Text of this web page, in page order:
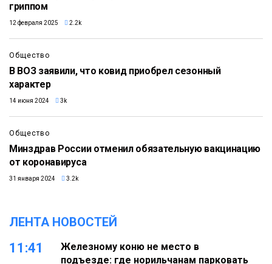
гриппом
12 февраля 2025 2.2k
Общество
В ВОЗ заявили, что ковид приобрел сезонный
характер
14 июня 2024 3k
Общество
Минздрав России отменил обязательную вакцинацию
от коронавируса
31 января 2024 3.2k
ЛЕНТА НОВОСТЕЙ
11:41
Железному коню не место в
подъезде: где норильчанам парковать